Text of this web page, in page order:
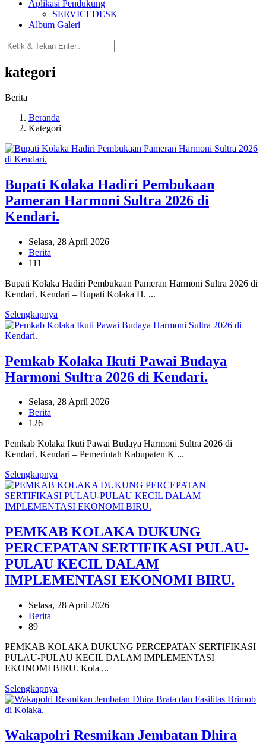
Aplikasi Pendukung
SERVICEDESK
Album Galeri
kategori
Berita
Beranda
Kategori
Bupati Kolaka Hadiri Pembukaan
Pameran Harmoni Sultra 2026 di
Kendari.
Selasa, 28 April 2026
Berita
111
Bupati Kolaka Hadiri Pembukaan Pameran Harmoni Sultra 2026 di
Kendari. Kendari – Bupati Kolaka H. ...
Selengkapnya
Pemkab Kolaka Ikuti Pawai Budaya
Harmoni Sultra 2026 di Kendari.
Selasa, 28 April 2026
Berita
126
Pemkab Kolaka Ikuti Pawai Budaya Harmoni Sultra 2026 di
Kendari. Kendari – Pemerintah Kabupaten K ...
Selengkapnya
PEMKAB KOLAKA DUKUNG
PERCEPATAN SERTIFIKASI PULAU-
PULAU KECIL DALAM
IMPLEMENTASI EKONOMI BIRU.
Selasa, 28 April 2026
Berita
89
PEMKAB KOLAKA DUKUNG PERCEPATAN SERTIFIKASI
PULAU-PULAU KECIL DALAM IMPLEMENTASI
EKONOMI BIRU. Kola ...
Selengkapnya
Wakapolri Resmikan Jembatan Dhira